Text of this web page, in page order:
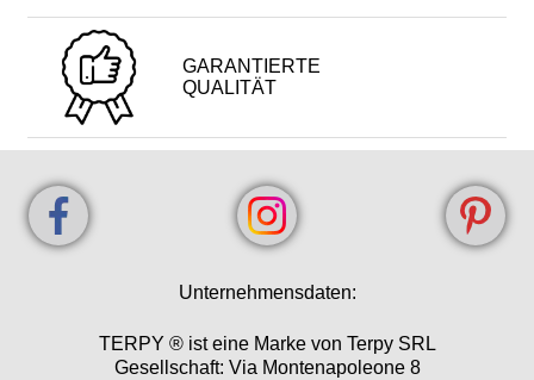
GARANTIERTE
QUALITÄT
Unternehmensdaten:
TERPY ® ist eine Marke von Terpy SRL
Gesellschaft: Via Montenapoleone 8